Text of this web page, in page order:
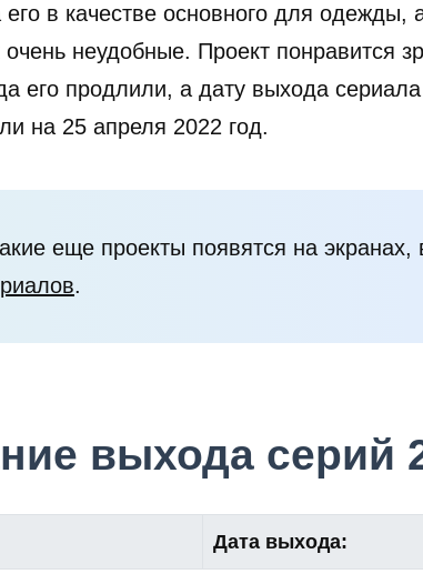
в качестве основного для одежды,
неудобные. Проект понравится
его продлили, а дату выхода
на 25 апреля 2022 год.
еще проекты появятся на экранах,
.
выхода серий
Дата выхода: